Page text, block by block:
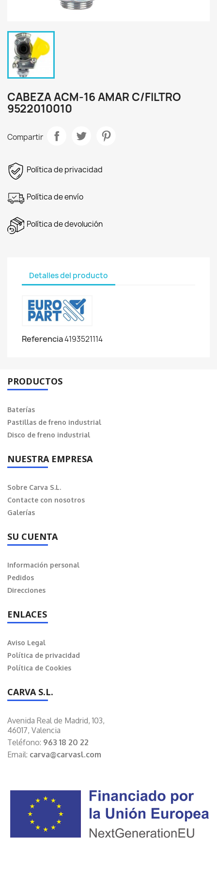
CABEZA ACM-16 AMAR C/FILTRO
9522010010
Compartir
Política de privacidad
Política de envío
Política de devolución
Detalles del producto
Referencia4193521114
PRODUCTOS
Baterías
Pastillas de freno industrial
Disco de freno industrial
NUESTRA EMPRESA
Sobre Carva S.L.
Contacte con nosotros
Galerías
SU CUENTA
Información personal
Pedidos
Direcciones
ENLACES
Aviso Legal
Política de privacidad
Política de Cookies
CARVA S.L.
Avenida Real de Madrid, 103,
46017, Valencia
Teléfono: 963 18 20 22
Email: carva@carvasl.com